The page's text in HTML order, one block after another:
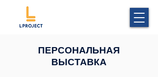
ПЕРСОНАЛЬНАЯ
ВЫСТАВКА